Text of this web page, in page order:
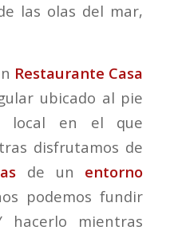
las olas del mar,
Restaurante Casa
ubicado al pie
local en el que
disfrutamos de
de un entorno
podemos fundir
hacerlo mientras